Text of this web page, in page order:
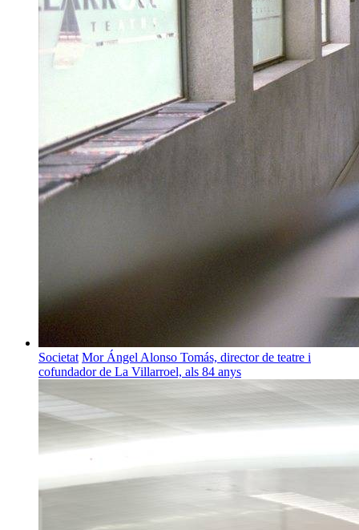
Societat Mor Ángel Alonso Tomás, director de teatre i
cofundador de La Villarroel, als 84 anys